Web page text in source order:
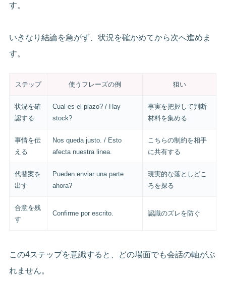
す。
いきなり結論を急がず、状況を確かめてから次へ進めま
す。
ステップ 使うフレーズの例 狙い
状況を確
認する
Cual es el plazo? / Hay
stock?
事実を把握して判断
材料を集める
事情を伝
える
Nos queda justo. / Esto
afecta nuestra linea.
こちらの制約を相手
に共有する
代替案を
出す
Pueden enviar una parte
ahora?
現実的な落としどこ
ろを探る
合意を残
す
Confirme por escrito. 認識のズレを防ぐ
この4ステップを意識すると、どの場面でも会話の軸がぶ
れません。